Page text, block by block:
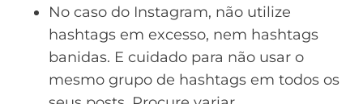
No caso do Instagram, não utilize
hashtags em excesso, nem hashtags
banidas. E cuidado para não usar o
mesmo grupo de hashtags em todos os